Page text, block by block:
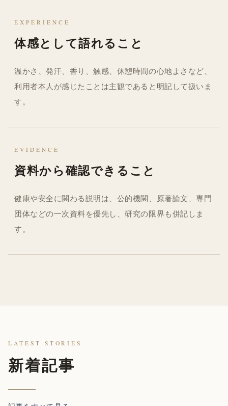
EXPERIENCE
体感として語れること
温かさ、発汗、香り、触感、休憩時間の心地よさなど、
利用者本人が感じたことは主観であると明記して扱いま
す。
EVIDENCE
資料から確認できること
健康や安全に関わる説明は、公的機関、原著論文、専門
団体などの一次資料を優先し、研究の限界も併記しま
す。
LATEST STORIES
新着記事